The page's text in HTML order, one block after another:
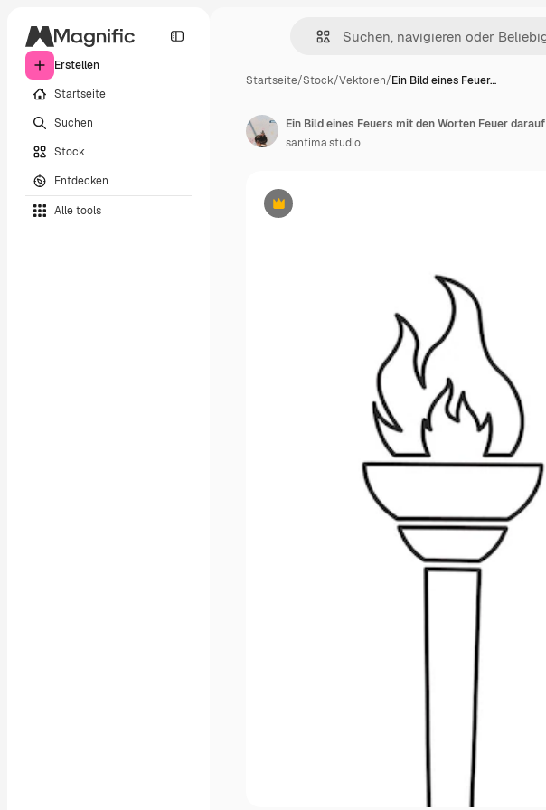
Erstellen
Startseite
Suchen
Stock
Entdecken
Alle tools
Startseite/Stock/Vektoren/Ein Bild eines Feuer…
Premium
Ein Bild eines Feuers mit den Worten Feuer darauf
santima.studio